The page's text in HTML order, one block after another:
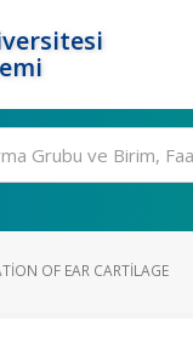
OF EAR CARTILAGE